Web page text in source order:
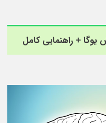
+ راهنمایی کامل